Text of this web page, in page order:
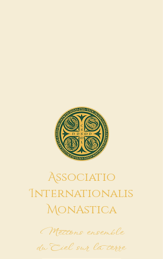
Associatio
Internationalis
MonAstica
Mettons ensemble
du Ciel sur la terre